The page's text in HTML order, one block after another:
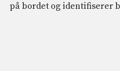
på bordet og identifiserer